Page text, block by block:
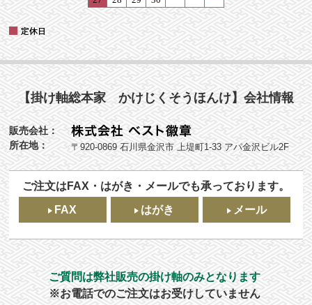
【掛け軸総本家 かけじくそうほんけ】会社情報
販売会社：
所在地：
〒920-0869 石川県金沢市 上堤町1-33 アパ金沢ビル2F
ご注文はFAX・はがき・メールでも承っております。
FAX
はがき メール
ご質問は弊社販売の掛け軸のみとなります
※お電話でのご注文はお受けしていません